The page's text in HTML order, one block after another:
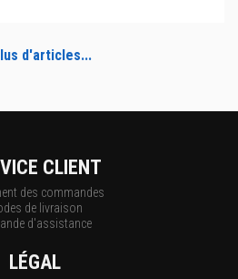
d'articles...
CLIENT
des commandes
de livraison
d'assistance
LÉGAL